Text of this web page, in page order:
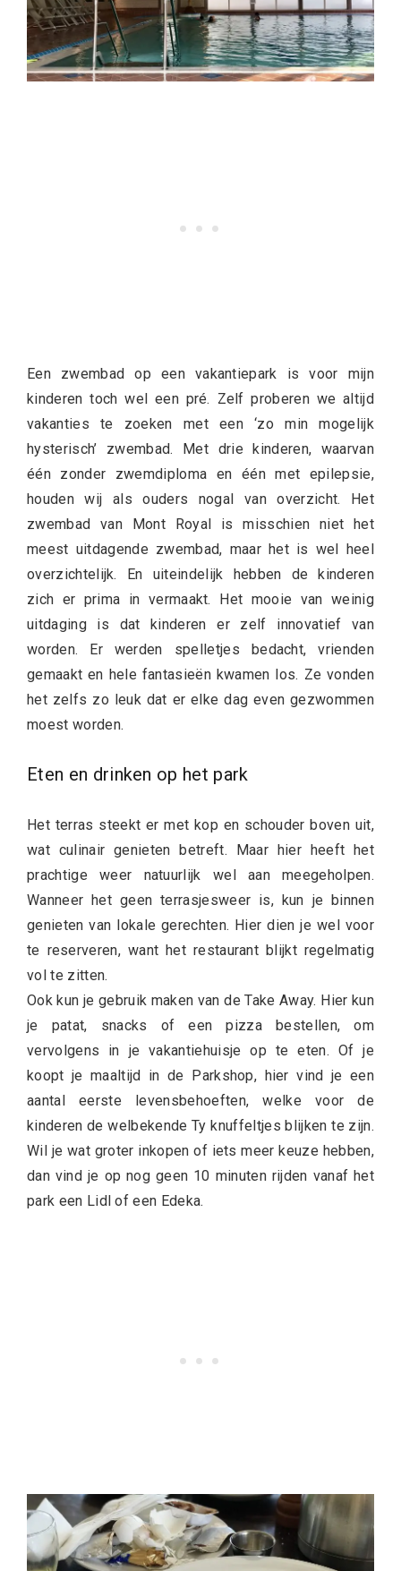
Een zwembad op een vakantiepark is voor mijn
kinderen toch wel een pré. Zelf proberen we altijd
vakanties te zoeken met een ‘zo min mogelijk
hysterisch’ zwembad. Met drie kinderen, waarvan
één zonder zwemdiploma en één met epilepsie,
houden wij als ouders nogal van overzicht. Het
zwembad van Mont Royal is misschien niet het
meest uitdagende zwembad, maar het is wel heel
overzichtelijk. En uiteindelijk hebben de kinderen
zich er prima in vermaakt. Het mooie van weinig
uitdaging is dat kinderen er zelf innovatief van
worden. Er werden spelletjes bedacht, vrienden
gemaakt en hele fantasieën kwamen los. Ze vonden
het zelfs zo leuk dat er elke dag even gezwommen
moest worden.
Eten en drinken op het park
Het terras steekt er met kop en schouder boven uit,
wat culinair genieten betreft. Maar hier heeft het
prachtige weer natuurlijk wel aan meegeholpen.
Wanneer het geen terrasjesweer is, kun je binnen
genieten van lokale gerechten. Hier dien je wel voor
te reserveren, want het restaurant blijkt regelmatig
vol te zitten.
Ook kun je gebruik maken van de Take Away. Hier kun
je patat, snacks of een pizza bestellen, om
vervolgens in je vakantiehuisje op te eten. Of je
koopt je maaltijd in de Parkshop, hier vind je een
aantal eerste levensbehoeften, welke voor de
kinderen de welbekende Ty knuffeltjes blijken te zijn.
Wil je wat groter inkopen of iets meer keuze hebben,
dan vind je op nog geen 10 minuten rijden vanaf het
park een Lidl of een Edeka.